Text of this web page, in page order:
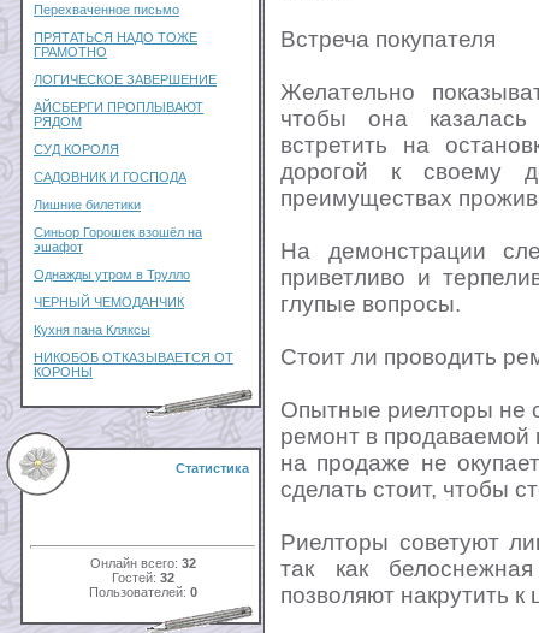
Перехваченное письмо
ПРЯТАТЬСЯ НАДО ТОЖЕ
ГРАМОТНО
ЛОГИЧЕСКОЕ ЗАВЕРШЕНИЕ
АЙСБЕРГИ ПРОПЛЫВАЮТ
РЯДОМ
СУД КОРОЛЯ
САДОВНИК И ГОСПОДА
Лишние билетики
Синьор Горошек взошёл на
эшафот
Однажды утром в Трулло
ЧЕРНЫЙ ЧЕМОДАНЧИК
Кухня пана Кляксы
НИКОБОБ ОТКАЗЫВАЕТСЯ ОТ
КОРОНЫ
Статистика
Онлайн всего: 32
Гостей: 32
Пользователей: 0
Встреча покупателя
Желательно
чтобы она казалась
встретить на
дорогой к своему
преимуществах
На демонстрации
приветливо и
глупые вопросы.
Стоит ли проводить
Опытные риелторы не
ремонт в продаваемой
на продаже не
сделать стоит, чтобы
Риелторы советуют
так как
позволяют накрутить